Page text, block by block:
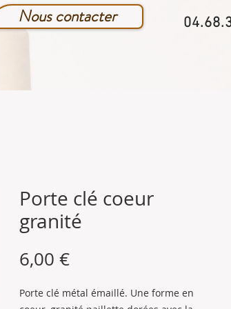
Nous contacter
Porte clé coeur
granité
6,00 €Prix
Porte clé métal émaillé. Une forme en